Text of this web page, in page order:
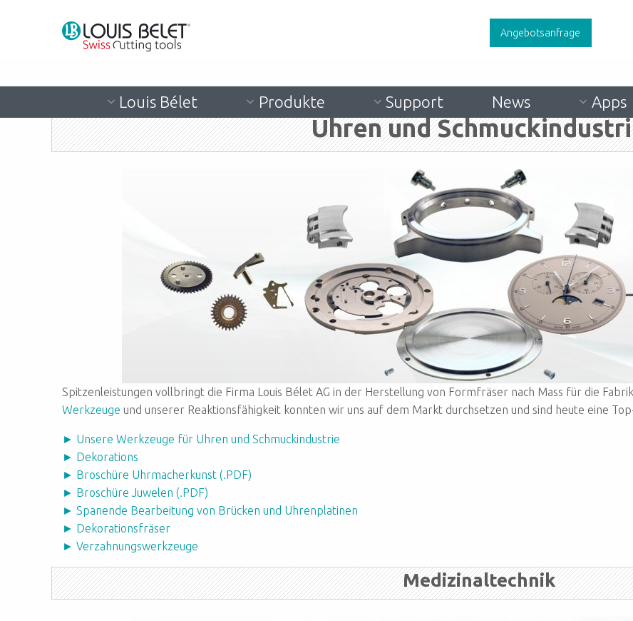
Angebotsanfrage
Louis Bélet Produkte Support News Apps
Uhren und
Spitzenleistungen vollbringt die Firma Louis Bélet AG in der Herstellung von Formfräser nach Mass für die
Werkzeuge und unserer Reaktionsfähigkeit konnten wir uns auf dem Markt durchsetzen und sind heute eine
► Unsere Werkzeuge für Uhren und Schmuckindustrie
► Dekorations
► Broschüre Uhrmacherkunst (.PDF)
► Broschüre Juwelen (.PDF)
► Spanende Bearbeitung von Brücken und Uhrenplatinen
► Dekorationsfräser
► Verzahnungswerkzeuge
Medizinaltechnik